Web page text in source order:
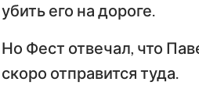
3-я Царств 4-я Царств
1-я Паралипоменон 2-я
убить его на дороге.
Но Фест отвечал, что
скоро отправится туда.